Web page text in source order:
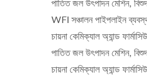
পাতিত জল উৎপাদন মেশিন,
WFI সঞ্চালন পাইপলাইন
চায়না কেমিক্যাল অ্যান্ড
পাতিত জল উৎপাদন মেশিন,
চায়না কেমিক্যাল অ্যান্ড